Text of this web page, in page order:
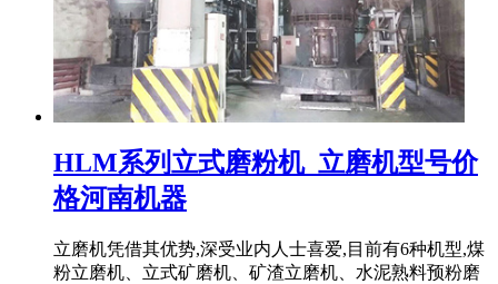
HLM系列立式磨粉机_立磨机型号价
格河南机器
立磨机凭借其优势,深受业内人士喜爱,目前有6种机型,煤
粉立磨机、立式矿磨机、矿渣立磨机、水泥熟料预粉磨